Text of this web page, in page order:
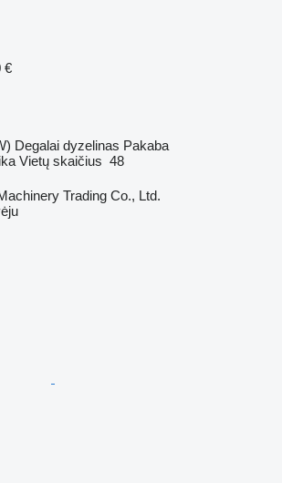
€
Degalai dyzelinas Pakaba
Vietų skaičius 48
Trading Co., Ltd.